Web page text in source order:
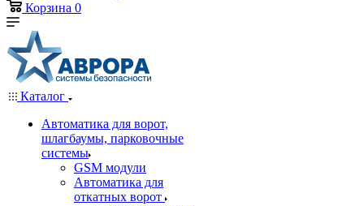
Корзина 0
Каталог
Автоматика для ворот,
шлагбаумы, парковочные
системы
GSM модули
Автоматика для
откатных ворот